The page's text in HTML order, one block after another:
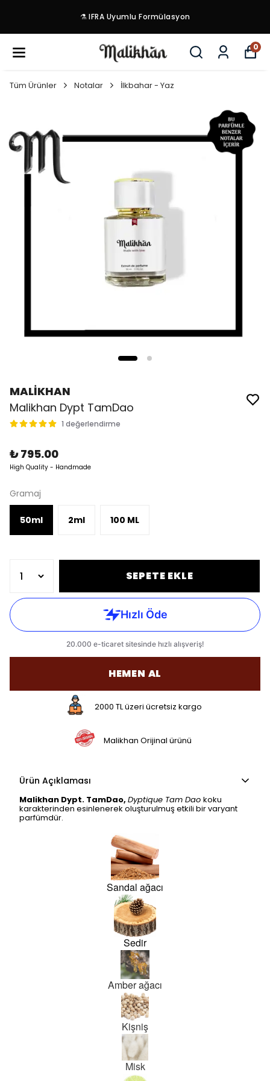
⚗️ IFRA Uyumlu Formülasyon
0
Tüm Ürünler Notalar İlkbahar - Yaz
MALİKHAN
Malikhan Dypt TamDao
1 değerlendirme
₺ 795.00
High Quality - Handmade
Gramaj
50ml 2ml 100 ML
SEPETE EKLE
HEMEN AL
2000 TL üzeri ücretsiz kargo
Malikhan Orijinal ürünü
Ürün Açıklaması
Malikhan Dypt. TamDao, Dyptique Tam Dao koku
karakterinden esinlenerek oluşturulmuş etkili bir varyant
parfümdür.
Sandal ağacı
Sedir
Amber ağacı
Kişniş
Misk